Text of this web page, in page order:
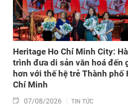
Heritage Ho Chí Minh City:
trình đưa di sản văn hoá đến
hơn với thế hệ trẻ Thành phố
Chí Minh
07/08/2026 TIN TỨC